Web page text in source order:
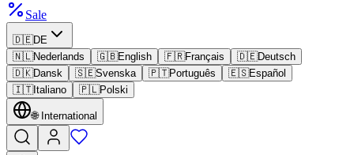
Sale
🇩🇪DE
🇳🇱Nederlands 🇬🇧English 🇫🇷Français 🇩🇪Deutsch
🇩🇰Dansk 🇸🇪Svenska 🇵🇹Português 🇪🇸Español
🇮🇹Italiano 🇵🇱Polski
🌐 International